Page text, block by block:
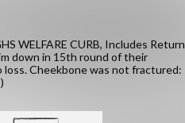
WELFARE CURB, Includes Return
down in 15th round of their
Cheekbone was not fractured: